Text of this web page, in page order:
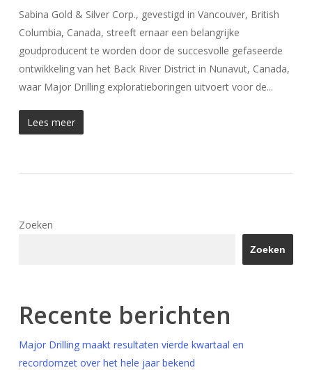
Sabina Gold & Silver Corp., gevestigd in Vancouver, British
Columbia, Canada, streeft ernaar een belangrijke
goudproducent te worden door de succesvolle gefaseerde
ontwikkeling van het Back River District in Nunavut, Canada,
waar Major Drilling exploratieboringen uitvoert voor de...
Lees meer
Zoeken
Zoeken
Recente berichten
Major Drilling maakt resultaten vierde kwartaal en
recordomzet over het hele jaar bekend